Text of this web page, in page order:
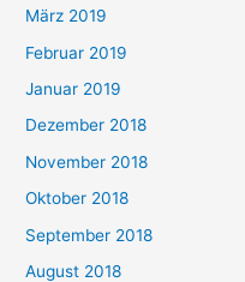
März 2019
Februar 2019
Januar 2019
Dezember 2018
November 2018
Oktober 2018
September 2018
August 2018